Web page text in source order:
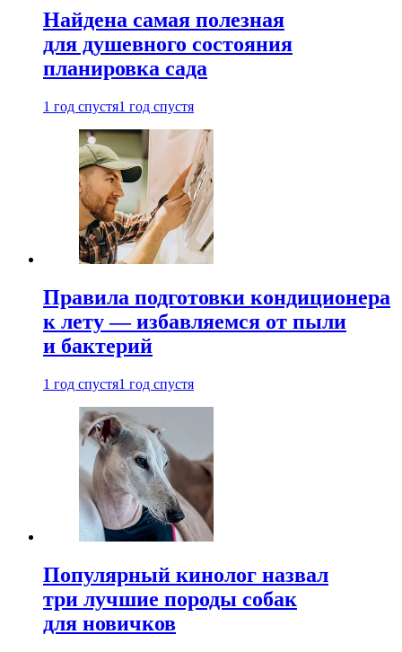
Найдена самая полезная
для душевного состояния
планировка сада
1 год спустя1 год спустя
Правила подготовки кондиционера
к лету — избавляемся от пыли
и бактерий
1 год спустя1 год спустя
Популярный кинолог назвал
три лучшие породы собак
для новичков